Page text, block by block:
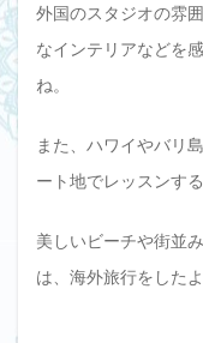
外国のスタジオの雰
なインテリアなどを
ね。
また、ハワイやバリ
ート地でレッスンす
美しいビーチや街並
は、海外旅行をした